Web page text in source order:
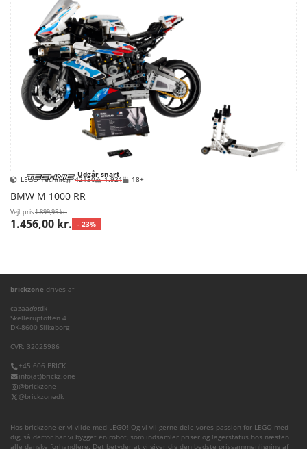
Udgår snart
LEGO Technic 42130 1.921 18+
BMW M 1000 RR
Vejl. pris1.899,95 kr.
1.456,00 kr. - 23%
brickzone drives af
cazaadotdk
Skelleruptoften 4
DK-8600 Silkeborg
CVR: 32025986
+45 606 BRICK
info(at)brickz.one
@brickzone
@brickzonedk
Hos brickzone er vi vilde med LEGO! Og vi vil gerne dele vores passion for LEGO med
dig, så derfor har vi bygget en robot, som indsamler priser og lagerstatus hos næsten
alle danske forhandlere. Det betyder at vi giver dig den bedste prissammenligning af